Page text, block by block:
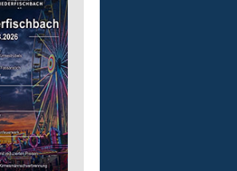
Pädagogische
für die
Lebenshilfe im Landkreis
GmbH
57632 Flammersfeld